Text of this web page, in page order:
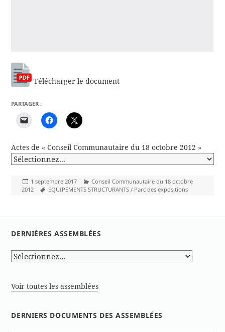
Télécharger le document
PARTAGER :
Actes de « Conseil Communautaire du 18 octobre 2012 »
Publié
le
1 septembre 2017 Catégories
Conseil Communautaire du 18 octobre
2012
Mots-
EQUIPEMENTS STRUCTURANTS / Parc des expositions
DERNIÈRES ASSEMBLÉES
Voir toutes les assemblées
DERNIERS DOCUMENTS DES ASSEMBLÉES